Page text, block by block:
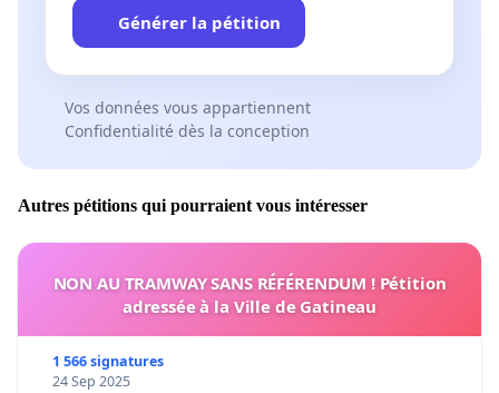
Générer la pétition
Vos données vous appartiennent
Confidentialité dès la conception
Autres pétitions qui pourraient vous intéresser
NON AU TRAMWAY SANS RÉFÉRENDUM ! Pétition
adressée à la Ville de Gatineau
1 566 signatures
24 Sep 2025